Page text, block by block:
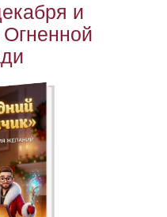
и
Огненной